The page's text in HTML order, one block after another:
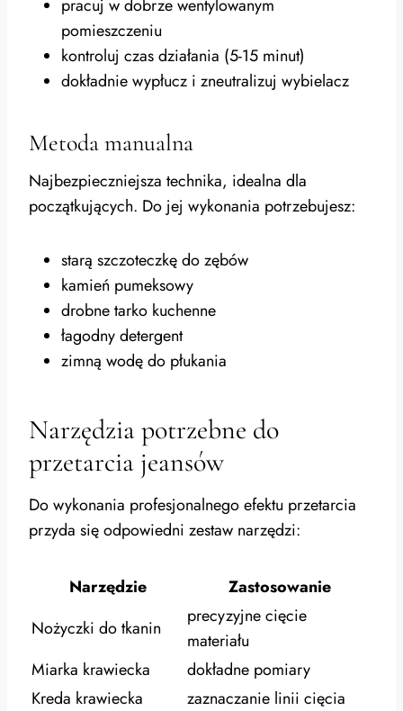
pracuj w dobrze wentylowanym
pomieszczeniu
kontroluj czas działania (5-15 minut)
dokładnie wypłucz i zneutralizuj wybielacz
Metoda manualna
Najbezpieczniejsza technika, idealna dla
początkujących. Do jej wykonania potrzebujesz:
starą szczoteczkę do zębów
kamień pumeksowy
drobne tarko kuchenne
łagodny detergent
zimną wodę do płukania
Narzędzia potrzebne do
przetarcia jeansów
Do wykonania profesjonalnego efektu przetarcia
przyda się odpowiedni zestaw narzędzi:
Narzędzie
Zastosowanie
Nożyczki do tkanin
precyzyjne cięcie
materiału
Miarka krawiecka
dokładne pomiary
Kreda krawiecka
zaznaczanie linii cięcia